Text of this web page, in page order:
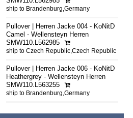
ship to Brandenburg,Germany
Pullover | Herren Jacke 004 - KoNitD
Camel - Wellensteyn Herren
SMW110.L562985
ship to Czech Republic,Czech Republic
Pullover | Herren Jacke 006 - KoNitD
Heathergrey - Wellensteyn Herren
SMW110.L563255
ship to Brandenburg,Germany